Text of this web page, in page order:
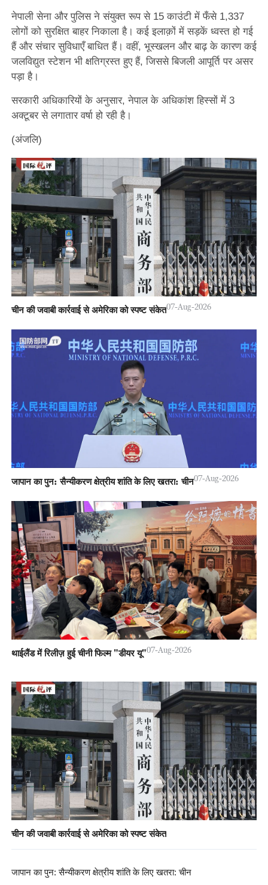
नेपाली सेना और पुलिस ने संयुक्त रूप से 15 काउंटी में फँसे 1,337
लोगों को सुरक्षित बाहर निकाला है। कई इलाक़ों में सड़कें ध्वस्त हो गई
हैं और संचार सुविधाएँ बाधित हैं। वहीं, भूस्खलन और बाढ़ के कारण कई
जलविद्युत स्टेशन भी क्षतिग्रस्त हुए हैं, जिससे बिजली आपूर्ति पर असर
पड़ा है।
सरकारी अधिकारियों के अनुसार, नेपाल के अधिकांश हिस्सों में 3
अक्टूबर से लगातार वर्षा हो रही है।
(अंजलि)
चीन की जवाबी कार्रवाई से अमेरिका को स्पष्ट संकेत07-Aug-2026
जापान का पुन: सैन्यीकरण क्षेत्रीय शांति के लिए खतरा: चीन07-Aug-2026
थाईलैंड में रिलीज़ हुई चीनी फिल्म "डीयर यू"07-Aug-2026
चीन की जवाबी कार्रवाई से अमेरिका को स्पष्ट संकेत
जापान का पुन: सैन्यीकरण क्षेत्रीय शांति के लिए खतरा: चीन